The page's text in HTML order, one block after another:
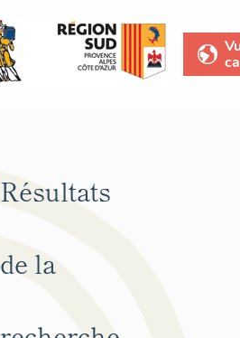
Résultats
de la